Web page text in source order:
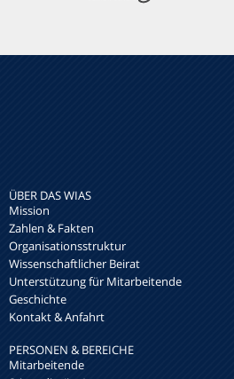
ÜBER DAS WIAS
Mission
Zahlen & Fakten
Organisationsstruktur
Wissenschaftlicher Beirat
Unterstützung für Mitarbeitende
Geschichte
Kontakt & Anfahrt
PERSONEN & BEREICHE
Mitarbeitende